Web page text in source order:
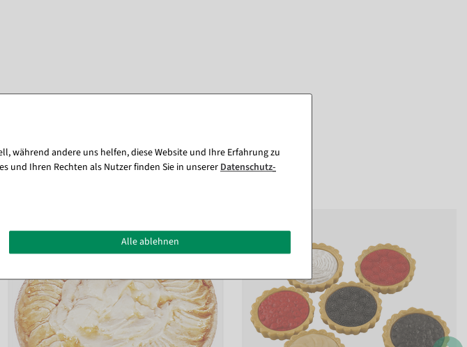
Produkt (8)
während andere uns helfen, diese Website und Ihre Erfahrung zu
und Ihren Rechten als Nutzer finden Sie in unsererDaten­schutz­
Alle ablehnen